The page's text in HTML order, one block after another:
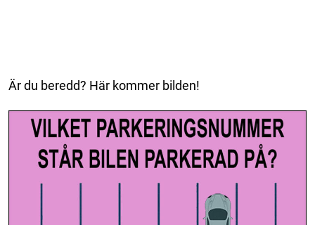
Är du beredd? Här kommer bilden!